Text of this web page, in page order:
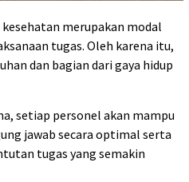
merupakan modal
tugas. Oleh karena itu,
dan bagian dari gaya hidup
setiap personel akan mampu
jawab secara optimal serta
tugas yang semakin